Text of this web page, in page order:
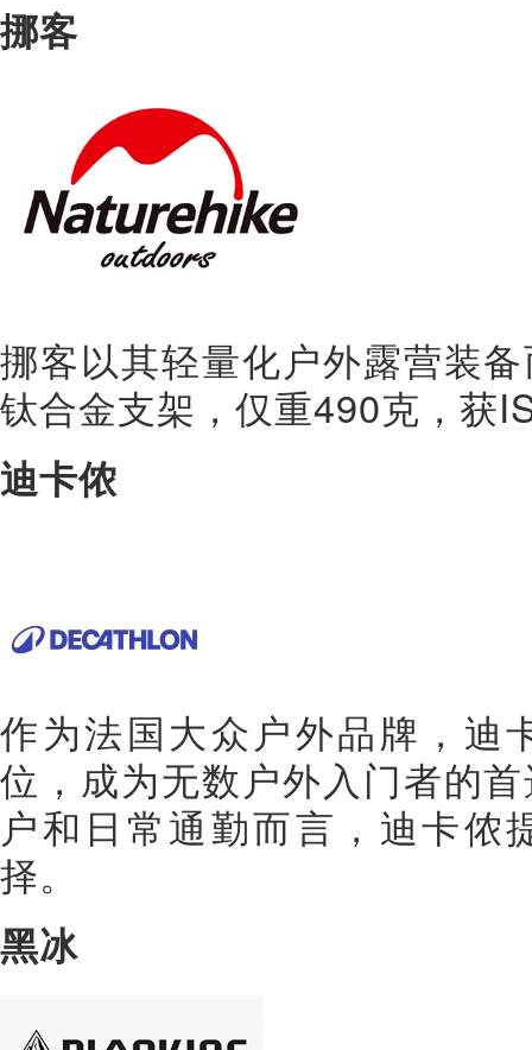
挪客
挪客以其轻量化户外露营装
钛合金支架，仅重490克，获
迪卡侬
作为法国大众户外品牌，迪
位，成为无数户外入门者的
户和日常通勤而言，迪卡侬
择。
黑冰